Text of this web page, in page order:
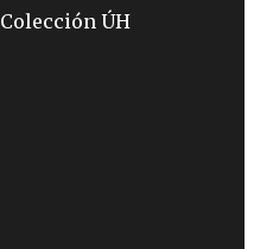
Colección ÚH